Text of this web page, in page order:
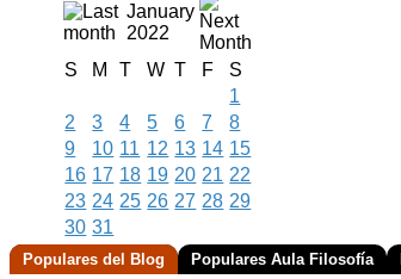
January
2022
S
M T W T F
S
1
2
3 4 5 6 7
8
9
10 11 12 13 14 15
16 17 18 19 20 21 22
23 24 25 26 27 28 29
30 31
Populares del Blog Populares Aula Filosofía